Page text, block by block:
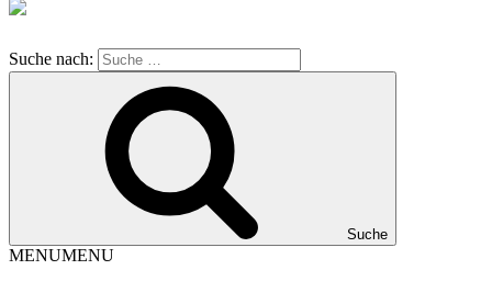
Suche nach:
Suche
MENUMENU